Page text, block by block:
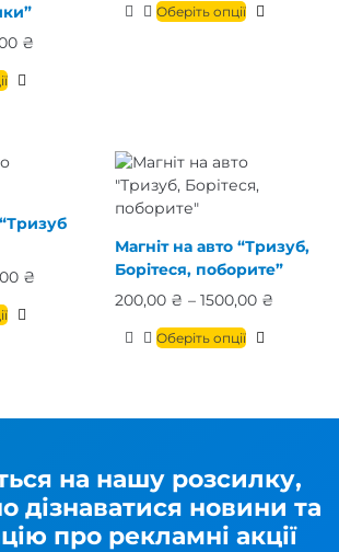
₴
Оберіть опції
₴
Магніт на авто “Тризуб,
Борітеся, поборите”
200,00 ₴ – 1500,00 ₴
Оберіть опції
на нашу розсилку,
дізнаватися новини та
про рекламні акції